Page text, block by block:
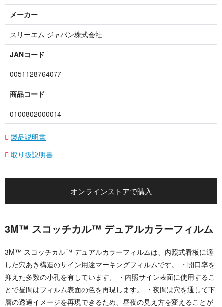
メーカー
スリーエム ジャパン株式会社
JANコード
0051128764077
商品コード
0100802000014
製品説明書
取り扱説明書
オンラインストアで購入
3M™ スコッチカル™ デュアルカラーフィルム
3M™ スコッチカル™ デュアルカラーフィルムは、内照式看板に適
した穴あき構造のサイン用途マーキングフィルムです。 ・開口率を
抑えた多数の小孔を有しています。 ・内照サイン表面に使用するこ
とで昼間はフィルム表面の色を再現します。 ・夜間は穴を通して下
層の透過イメージを再現できるため、昼夜の見え方を変えることが